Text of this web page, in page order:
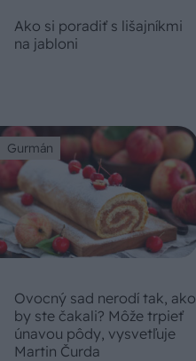
Ako si poradiť s lišajníkmi
na jabloni
Gurmán
Ovocný sad nerodí tak, ako
by ste čakali? Môže trpieť
únavou pôdy, vysvetľuje
Martin Čurda